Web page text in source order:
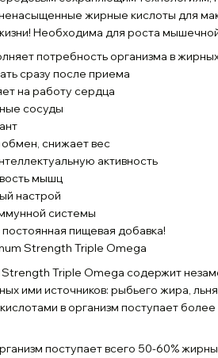
жирные кислоты для
Необходима для роста
потребность организма в
сразу после приема
на работу сердца
сосуды
снижает вес
активность
мышц
настрой
системы
пищевая добавка!
Strength Triple Omega
Triple Omega содержит
ими источников: рыбьего жира,
в организм поступает
поступает всего 50-60%